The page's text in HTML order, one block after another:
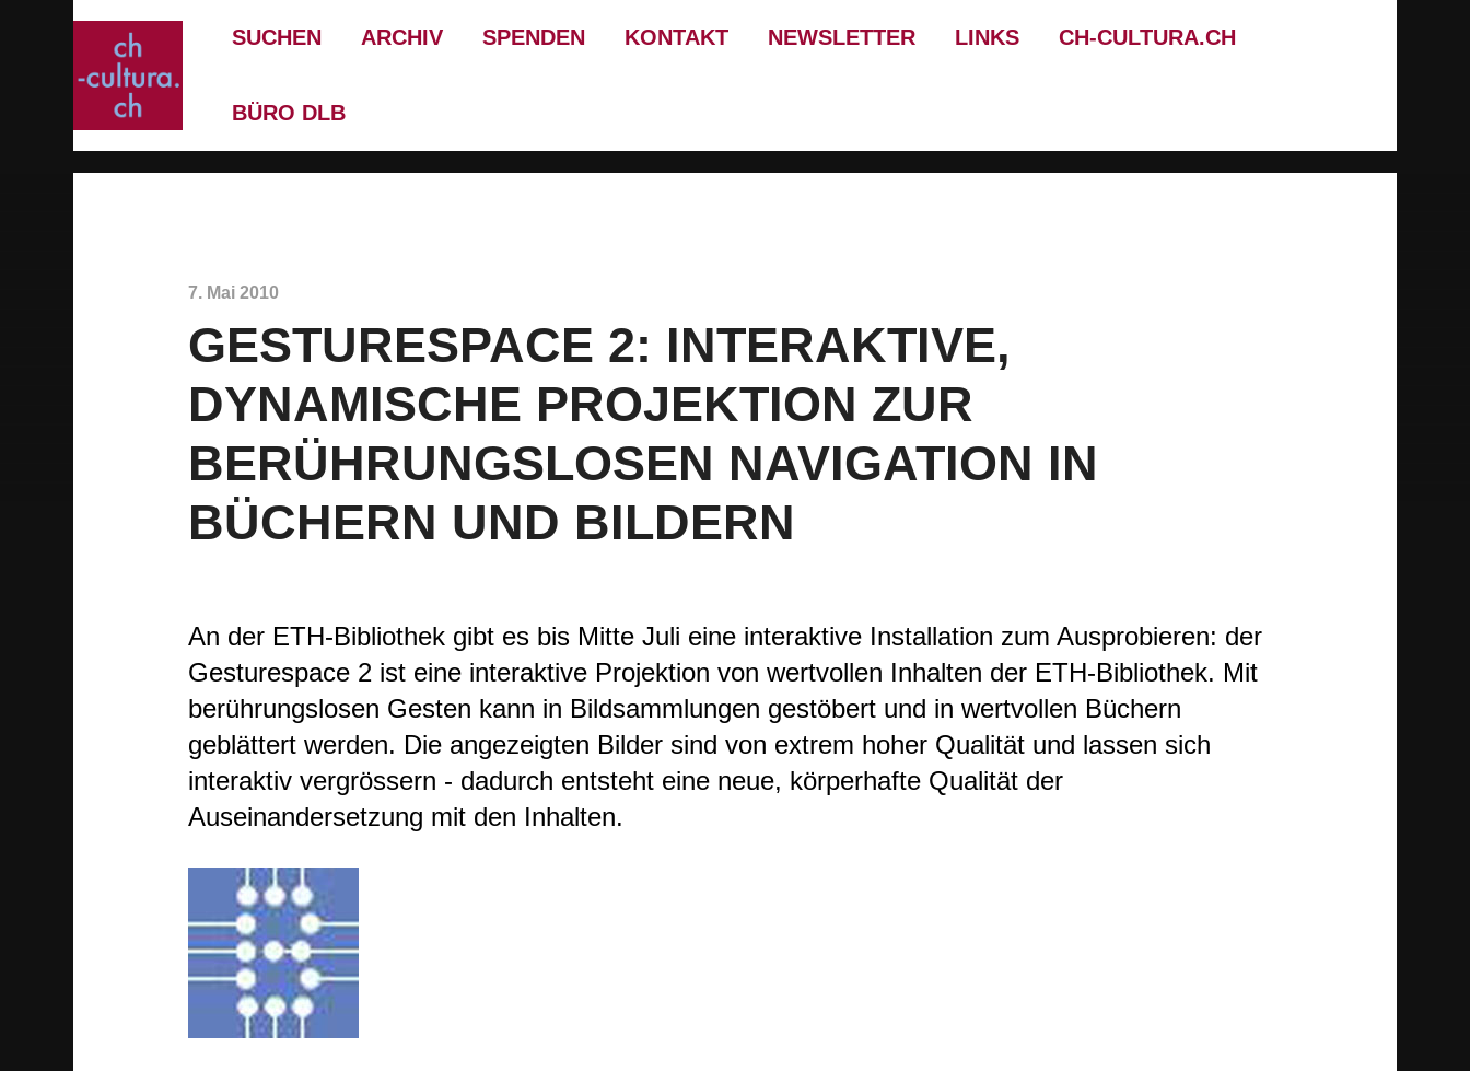
SUCHEN ARCHIV SPENDEN KONTAKT NEWSLETTER LINKS CH-CULTURA.CH
BÜRO DLB
7. Mai 2010
GESTURESPACE 2: INTERAKTIVE,
DYNAMISCHE PROJEKTION ZUR
BERÜHRUNGSLOSEN NAVIGATION IN
BÜCHERN UND BILDERN
An der ETH-Bibliothek gibt es bis Mitte Juli eine interaktive Installation zum Ausprobieren: der
Gesturespace 2 ist eine interaktive Projektion von wertvollen Inhalten der ETH-Bibliothek. Mit
berührungslosen Gesten kann in Bildsammlungen gestöbert und in wertvollen Büchern
geblättert werden. Die angezeigten Bilder sind von extrem hoher Qualität und lassen sich
interaktiv vergrössern - dadurch entsteht eine neue, körperhafte Qualität der
Auseinandersetzung mit den Inhalten.